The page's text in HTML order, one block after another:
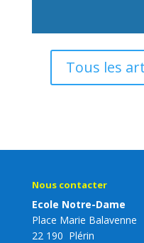
Tous les
Nous contacter
Ecole Notre-Dame
Place Marie Balavenne
22 190 Plérin